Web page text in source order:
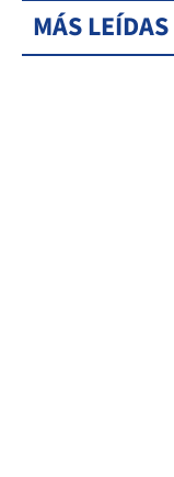
MÁS LEÍDAS